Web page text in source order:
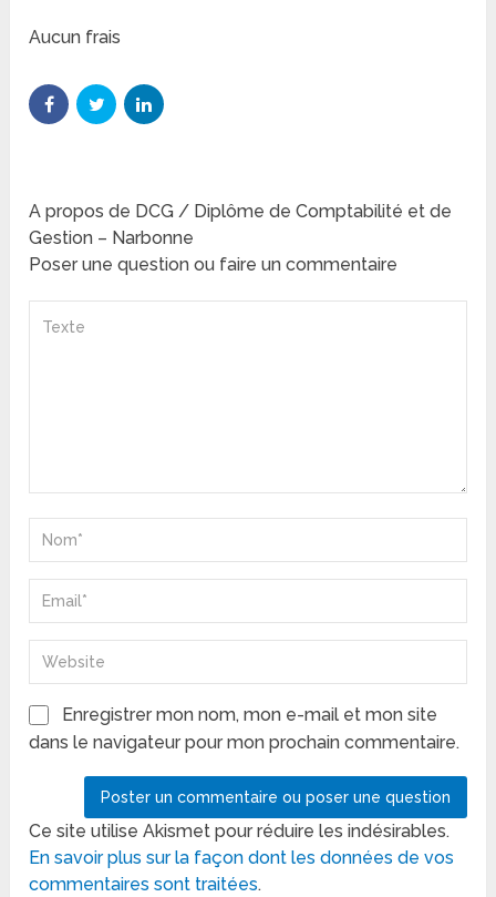
Aucun frais
A propos de DCG / Diplôme de Comptabilité et de
Gestion – Narbonne
Poser une question ou faire un commentaire
Enregistrer mon nom, mon e-mail et mon site
dans le navigateur pour mon prochain commentaire.
Ce site utilise Akismet pour réduire les indésirables.
En savoir plus sur la façon dont les données de vos
commentaires sont traitées.